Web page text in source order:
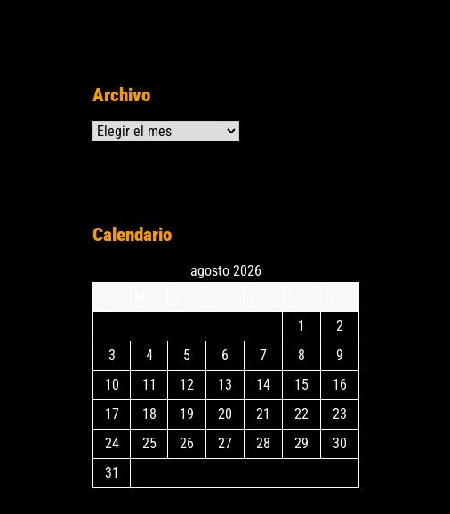
Archivo
Archivos
Calendario
agosto 2026
1
2
3
4 5 6 7 8
9
10
11 12 13 14 15
16
17
18 19 20 21 22
23
24
25 26 27 28 29
30
31